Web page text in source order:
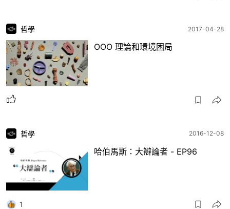
哲學 2017-04-28
OOO 理論和環境困局
哲學 2016-12-08
哈伯馬斯：大辯論者 - EP96
1